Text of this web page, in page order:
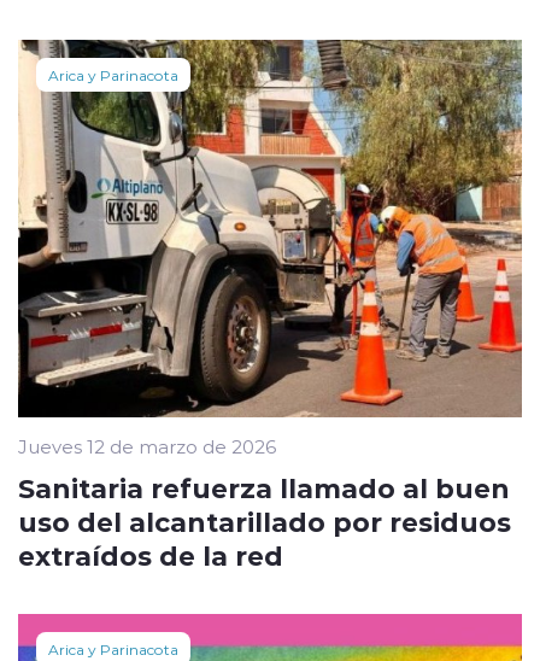
Arica y Parinacota
Jueves 12 de marzo de 2026
Sanitaria refuerza llamado al buen
uso del alcantarillado por residuos
extraídos de la red
Arica y Parinacota